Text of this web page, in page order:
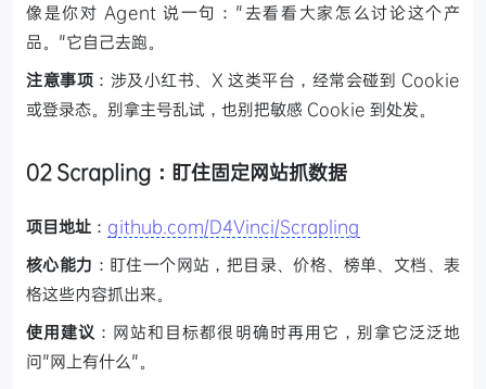
像是你对 Agent 说一句："去看看大家怎么讨论这个产
品。"它自己去跑。
注意事项 ：涉及小红书、X 这类平台，经常会碰到 Cookie
或登录态。别拿主号乱试，也别把敏感 Cookie 到处发。
02 Scrapling：盯住固定网站抓数据
项目地址 ： github.com/D4Vinci/Scrapling
核心能力 ：盯住一个网站，把目录、价格、榜单、文档、表
格这些内容抓出来。
使用建议 ：网站和目标都很明确时再用它，别拿它泛泛地
问"网上有什么"。